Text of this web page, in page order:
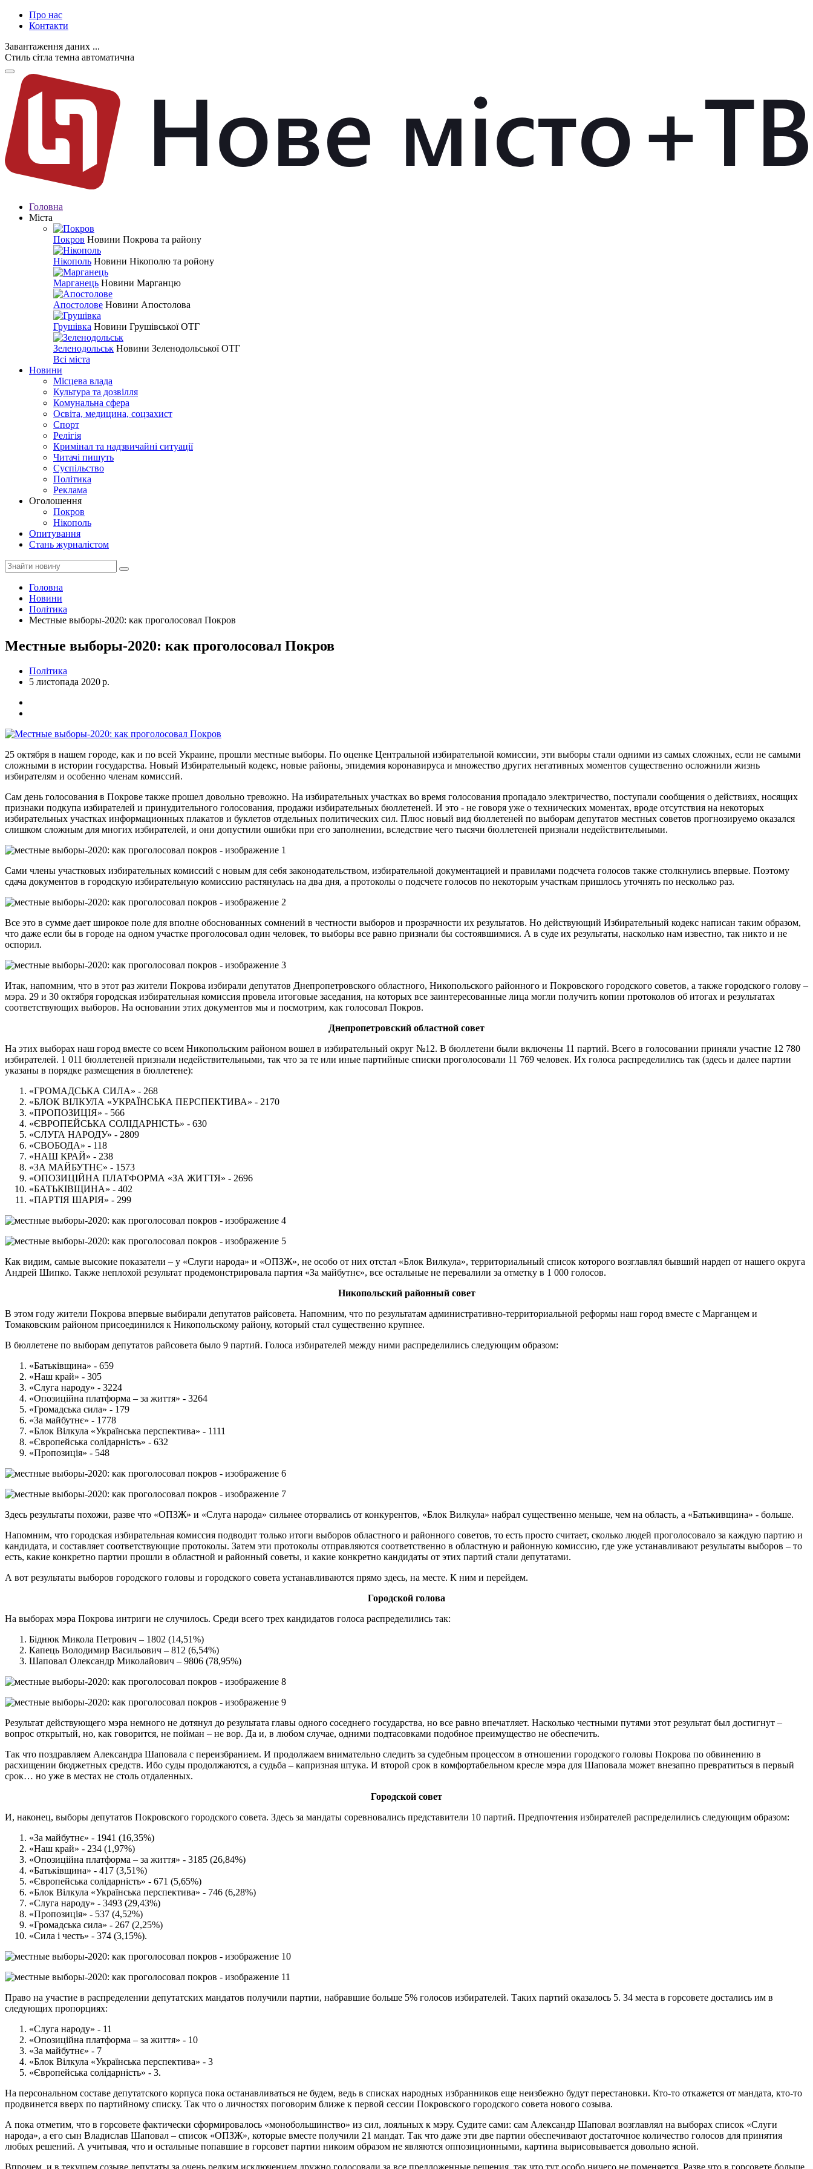
Про нас
Контакти
Завантаження даних ...
Стиль сітла темна автоматична
Головна
Міста
Покров Новини Покрова та району
Нікополь Новини Нікополю та ройону
Марганець Новини Марганцю
Апостолове Новини Апостолова
Грушівка Новини Грушівської ОТГ
Зеленодольськ Новини Зеленодольської ОТГ
Всі міста
Новини
Місцева влада
Культура та дозвілля
Комунальна сфера
Освіта, медицина, соцзахист
Спорт
Релігія
Кримінал та надзвичайні ситуації
Читачі пишуть
Суспільство
Політика
Реклама
Оголошення
Покров
Нікополь
Опитування
Стань журналістом
Головна
Новини
Політика
Местные выборы-2020: как проголосовал Покров
Местные выборы-2020: как проголосовал Покров
Політика
5 листопада 2020 р.
25 октября в нашем городе, как и по всей Украине, прошли местные выборы. По оценке Центральной избирательной комиссии, эти выборы стали одними из самых сложных, если не самыми
сложными в истории государства. Новый Избирательный кодекс, новые районы, эпидемия коронавируса и множество других негативных моментов существенно осложнили жизнь
избирателям и особенно членам комиссий.
Сам день голосования в Покрове также прошел довольно тревожно. На избирательных участках во время голосования пропадало электричество, поступали сообщения о действиях, носящих
признаки подкупа избирателей и принудительного голосования, продажи избирательных бюллетеней. И это - не говоря уже о технических моментах, вроде отсутствия на некоторых
избирательных участках информационных плакатов и буклетов отдельных политических сил. Плюс новый вид бюллетеней по выборам депутатов местных советов прогнозируемо оказался
слишком сложным для многих избирателей, и они допустили ошибки при его заполнении, вследствие чего тысячи бюллетеней признали недействительными.
Сами члены участковых избирательных комиссий с новым для себя законодательством, избирательной документацией и правилами подсчета голосов также столкнулись впервые. Поэтому
сдача документов в городскую избирательную комиссию растянулась на два дня, а протоколы о подсчете голосов по некоторым участкам пришлось уточнять по несколько раз.
Все это в сумме дает широкое поле для вполне обоснованных сомнений в честности выборов и прозрачности их результатов. Но действующий Избирательный кодекс написан таким образом,
что даже если бы в городе на одном участке проголосовал один человек, то выборы все равно признали бы состоявшимися. А в суде их результаты, насколько нам известно, так никто и не
оспорил.
Итак, напомним, что в этот раз жители Покрова избирали депутатов Днепропетровского областного, Никопольского районного и Покровского городского советов, а также городского голову –
мэра. 29 и 30 октября городская избирательная комиссия провела итоговые заседания, на которых все заинтересованные лица могли получить копии протоколов об итогах и результатах
соответствующих выборов. На основании этих документов мы и посмотрим, как голосовал Покров.
Днепропетровский областной совет
На этих выборах наш город вместе со всем Никопольским районом вошел в избирательный округ №12. В бюллетени были включены 11 партий. Всего в голосовании приняли участие 12 780
избирателей. 1 011 бюллетеней признали недействительными, так что за те или иные партийные списки проголосовали 11 769 человек. Их голоса распределились так (здесь и далее партии
указаны в порядке размещения в бюллетене):
«ГРОМАДСЬКА СИЛА» - 268
«БЛОК ВІЛКУЛА «УКРАЇНСЬКА ПЕРСПЕКТИВА» - 2170
«ПРОПОЗИЦІЯ» - 566
«ЄВРОПЕЙСЬКА СОЛІДАРНІСТЬ» - 630
«СЛУГА НАРОДУ» - 2809
«СВОБОДА» - 118
«НАШ КРАЙ» - 238
«ЗА МАЙБУТНЄ» - 1573
«ОПОЗИЦІЙНА ПЛАТФОРМА «ЗА ЖИТТЯ» - 2696
«БАТЬКІВЩИНА» - 402
«ПАРТІЯ ШАРІЯ» - 299
Как видим, самые высокие показатели – у «Слуги народа» и «ОПЗЖ», не особо от них отстал «Блок Вилкула», территориальный список которого возглавлял бывший нардеп от нашего округа
Андрей Шипко. Также неплохой результат продемонстрировала партия «За майбутнє», все остальные не перевалили за отметку в 1 000 голосов.
Никопольский районный совет
В этом году жители Покрова впервые выбирали депутатов райсовета. Напомним, что по результатам административно-территориальной реформы наш город вместе с Марганцем и
Томаковским районом присоединился к Никопольскому району, который стал существенно крупнее.
В бюллетене по выборам депутатов райсовета было 9 партий. Голоса избирателей между ними распределились следующим образом:
«Батьківщина» - 659
«Наш край» - 305
«Слуга народу» - 3224
«Опозиційна платформа – за життя» - 3264
«Громадська сила» - 179
«За майбутнє» - 1778
«Блок Вілкула «Українська перспектива» - 1111
«Європейська солідарність» - 632
«Пропозиція» - 548
Здесь результаты похожи, разве что «ОПЗЖ» и «Слуга народа» сильнее оторвались от конкурентов, «Блок Вилкула» набрал существенно меньше, чем на область, а «Батькивщина» - больше.
Напомним, что городская избирательная комиссия подводит только итоги выборов областного и районного советов, то есть просто считает, сколько людей проголосовало за каждую партию и
кандидата, и составляет соответствующие протоколы. Затем эти протоколы отправляются соответственно в областную и районную комиссию, где уже устанавливают результаты выборов – то
есть, какие конкретно партии прошли в областной и районный советы, и какие конкретно кандидаты от этих партий стали депутатами.
А вот результаты выборов городского головы и городского совета устанавливаются прямо здесь, на месте. К ним и перейдем.
Городской голова
На выборах мэра Покрова интриги не случилось. Среди всего трех кандидатов голоса распределились так:
Біднюк Микола Петрович – 1802 (14,51%)
Капець Володимир Васильович – 812 (6,54%)
Шаповал Олександр Миколайович – 9806 (78,95%)
Результат действующего мэра немного не дотянул до результата главы одного соседнего государства, но все равно впечатляет. Насколько честными путями этот результат был достигнут –
вопрос открытый, но, как говорится, не пойман – не вор. Да и, в любом случае, одними подтасовками подобное преимущество не обеспечить.
Так что поздравляем Александра Шаповала с переизбранием. И продолжаем внимательно следить за судебным процессом в отношении городского головы Покрова по обвинению в
расхищении бюджетных средств. Ибо суды продолжаются, а судьба – капризная штука. И второй срок в комфортабельном кресле мэра для Шаповала может внезапно превратиться в первый
срок… но уже в местах не столь отдаленных.
Городской совет
И, наконец, выборы депутатов Покровского городского совета. Здесь за мандаты соревновались представители 10 партий. Предпочтения избирателей распределились следующим образом:
«За майбутнє» - 1941 (16,35%)
«Наш край» - 234 (1,97%)
«Опозиційна платформа – за життя» - 3185 (26,84%)
«Батьківщина» - 417 (3,51%)
«Європейська солідарність» - 671 (5,65%)
«Блок Вілкула «Українська перспектива» - 746 (6,28%)
«Слуга народу» - 3493 (29,43%)
«Пропозиція» - 537 (4,52%)
«Громадська сила» - 267 (2,25%)
«Сила і честь» - 374 (3,15%).
Право на участие в распределении депутатских мандатов получили партии, набравшие больше 5% голосов избирателей. Таких партий оказалось 5. 34 места в горсовете достались им в
следующих пропорциях:
«Слуга народу» - 11
«Опозиційна платформа – за життя» - 10
«За майбутнє» - 7
«Блок Вілкула «Українська перспектива» - 3
«Європейська солідарність» - 3.
На персональном составе депутатского корпуса пока останавливаться не будем, ведь в списках народных избранников еще неизбежно будут перестановки. Кто-то откажется от мандата, кто-то
продвинется вверх по партийному списку. Так что о личностях поговорим ближе к первой сессии Покровского городского совета нового созыва.
А пока отметим, что в горсовете фактически сформировалось «монобольшинство» из сил, лояльных к мэру. Судите сами: сам Александр Шаповал возглавлял на выборах список «Слуги
народа», а его сын Владислав Шаповал – список «ОПЗЖ», которые вместе получили 21 мандат. Так что даже эти две партии обеспечивают достаточное количество голосов для принятия
любых решений. А учитывая, что и остальные попавшие в горсовет партии никоим образом не являются оппозиционными, картина вырисовывается довольно ясной.